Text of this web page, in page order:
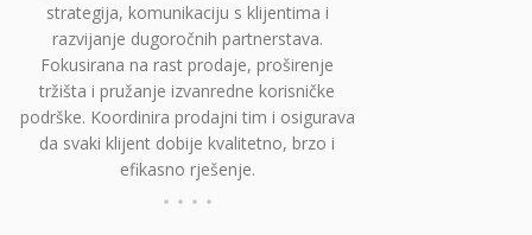
strategija, komunikaciju s klijentima i
razvijanje dugoročnih partnerstava.
Fokusirana na rast prodaje, proširenje
tržišta i pružanje izvanredne korisničke
podrške. Koordinira prodajni tim i osigurava
da svaki klijent dobije kvalitetno, brzo i
efikasno rješenje.